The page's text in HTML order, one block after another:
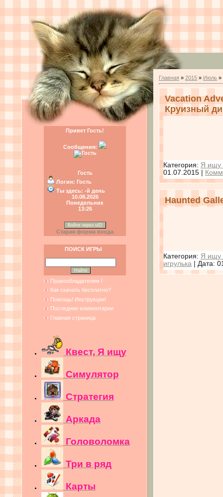
Привет Гость!
Сообщения:
Гость
Логин: Гость
Ты здесь: -й день
10.08.2026
Понедельник
13:26
Войти через uID
Старая форма входа
ПОИСК ИГРЫ
Правообладателям !
Как скачать бесплатно?
Помощь! Инструкции!
Последние комментарии
Главная страница
Квест, Я ищу
Симулятор
Стратегия
Аркада
Головоломка
Три в ряд
Карты
Главная » 2015 » Июль »
Vacation
Круизный
Категория: Я ищу
01.07.2015 |
Haunted
Категория: Я ищу
игрулька | Дата: